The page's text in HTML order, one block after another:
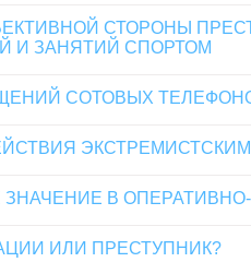
СТОРОНЫ
И ЗАНЯТИЙ СПОРТОМ
СОТОВЫХ
В
ИЛИ ПРЕСТУПНИК?